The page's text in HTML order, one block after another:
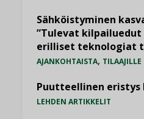
Sähköistyminen
”Tulevat
erilliset teknologiat
AJANKOHTAISTA, TILAAJILLE
Puutteellinen
LEHDEN ARTIKKELIT